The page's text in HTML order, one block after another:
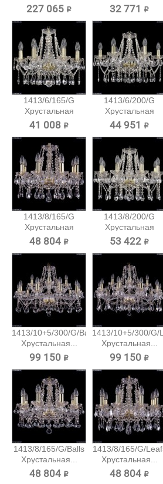
227 065 ₽
подвесная...
32 771 ₽
1413/6/165/G
Хрустальная
подвесная...
41 008 ₽
1413/6/200/G
Хрустальная
подвесная...
44 951 ₽
1413/8/165/G
Хрустальная
подвесная...
48 804 ₽
1413/8/200/G
Хрустальная
подвесная...
53 422 ₽
1413/10+5/300/G/Balls
Хрустальная...
99 150 ₽
1413/10+5/300/G/
Хрустальная...
99 150 ₽
1413/8/165/G/Balls
Хрустальная...
48 804 ₽
1413/8/165/G/
Хрустальная...
48 804 ₽